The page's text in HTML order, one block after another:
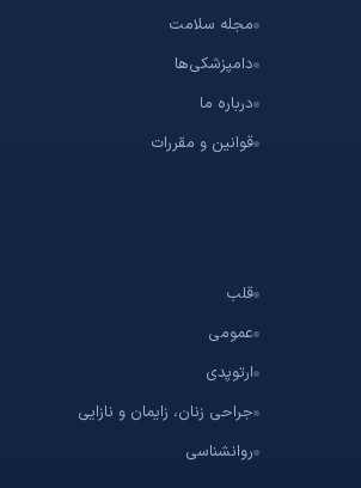
مجله سلامت
دامپزشکی‌ها
درباره ما
قوانین و مقررات
قلب
عمومی
ارتوپدی
جراحی زنان، زایمان و نازایی
روانشناسی